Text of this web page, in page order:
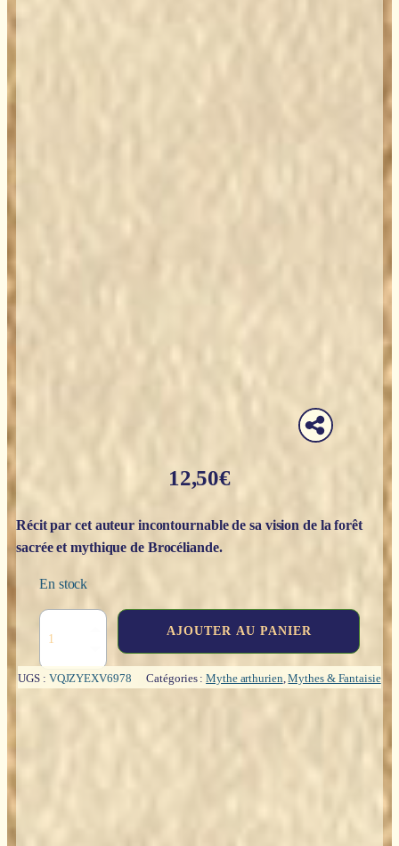
12,50€
Récit par cet auteur incontournable de sa vision de la forêt
sacrée et mythique de Brocéliande.
En stock
-
Jean
AJOUTER AU PANIER
UGS : VQJZYEXV6978 Catégories :Mythe arthurien,Mythes & Fantaisie